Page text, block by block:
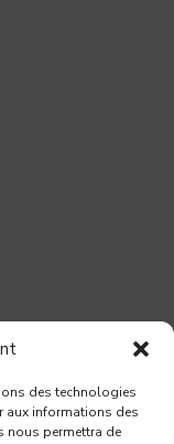
des technologies
aux informations des
nous permettra de